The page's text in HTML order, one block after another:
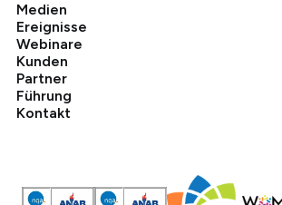
Medien
Ereignisse
Webinare
Kunden
Partner
Führung
Kontakt